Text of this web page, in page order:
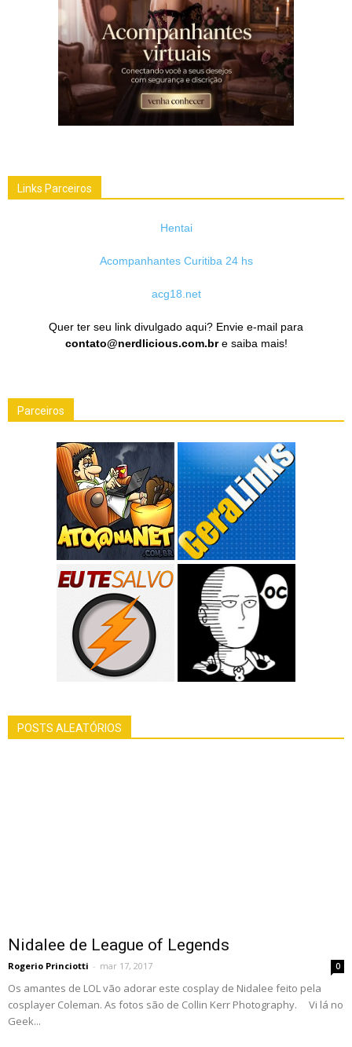
Links Parceiros
Hentai
Acompanhantes Curitiba 24 hs
acg18.net
Quer ter seu link divulgado aqui? Envie e-mail para
contato@nerdlicious.com.bre saiba mais!
Parceiros
POSTS ALEATÓRIOS
Nidalee de League of Legends
Rogerio Princiotti - mar 17, 2017 0
Os amantes de LOL vão adorar este cosplay de Nidalee feito pela
cosplayer Coleman. As fotos são de Collin Kerr Photography. Vi lá no
Geek...